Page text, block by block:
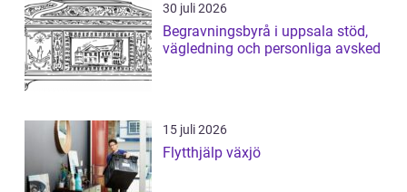
30 juli 2026
Begravningsbyrå i uppsala stöd,
vägledning och personliga avsked
15 juli 2026
Flytthjälp växjö